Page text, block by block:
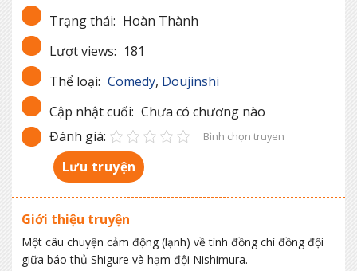
Trạng thái: Hoàn Thành
Lượt views: 181
Thể loại: Comedy, Doujinshi
Cập nhật cuối: Chưa có chương nào
Đánh giá:
Bình chọn truyen
Lưu truyện
Giới thiệu truyện
Một câu chuyện cảm động (lạnh) về tình đồng chí đồng đội
giữa báo thủ Shigure và hạm đội Nishimura.